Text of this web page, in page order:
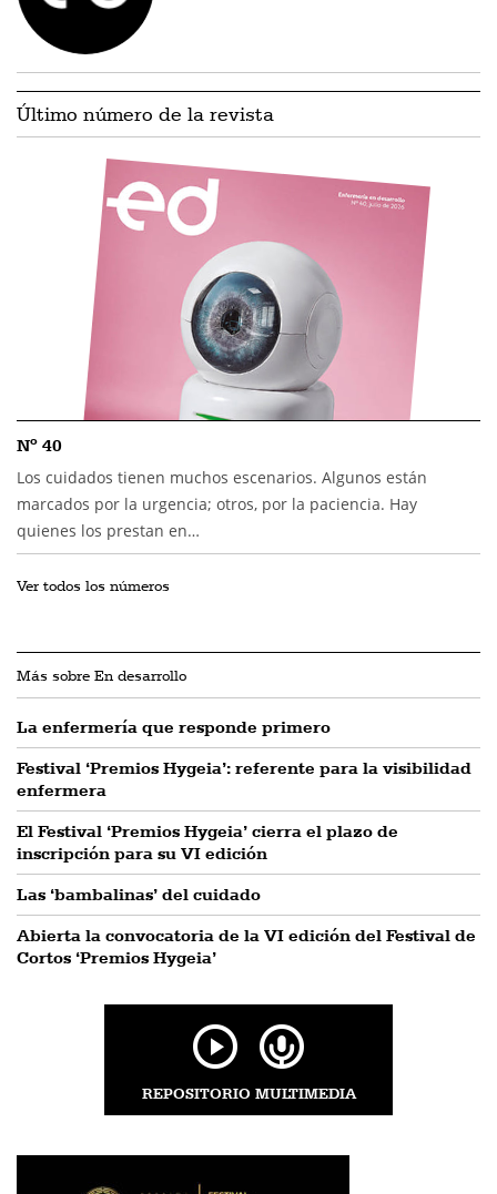
Último número de la revista
Nº 40
Los cuidados tienen muchos escenarios. Algunos están
marcados por la urgencia; otros, por la paciencia. Hay
quienes los prestan en…
Ver todos los números
Más sobre En desarrollo
La enfermería que responde primero
Festival ‘Premios Hygeia’: referente para la visibilidad
enfermera
El Festival ‘Premios Hygeia’ cierra el plazo de
inscripción para su VI edición
Las ‘bambalinas’ del cuidado
Abierta la convocatoria de la VI edición del Festival de
Cortos ‘Premios Hygeia’
REPOSITORIO MULTIMEDIA